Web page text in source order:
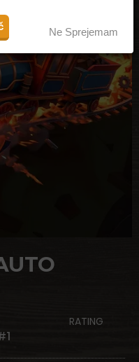
RATING
Ne Sprejemam